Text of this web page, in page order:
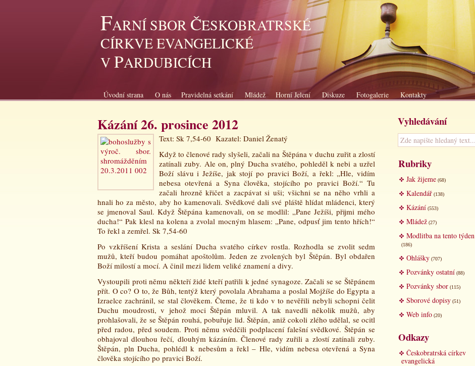
FARNÍ SBOR ČESKOBRATRSKÉ
CÍRKVE EVANGELICKÉ
VPARDUBICÍCH
Úvodní strana O nás Pravidelná setkání Mládež Horní Jelení Diskuze Fotogalerie Kontakty
Kázání 26. prosince 2012
Text: Sk 7,54-60 Kazatel: Daniel Ženatý
Když to členové rady slyšeli, začali na Štěpána v duchu zuřit a zlostí
zatínali zuby. Ale on, plný Ducha svatého, pohledělk nebi a uzřel
Boží slávu i Ježíše, jak stojí po pravici Boží, a řekl: „Hle, vidím
nebesa otevřená a Syna člověka, stojícího po pravici Boží.“ Tu
začali hrozně křičet a zacpávat si uši; všichni se na něho vrhli a
hnali ho za město, aby ho kamenovali. Svědkové dali své pláště hlídat mládenci, který
se jmenoval Saul. Když Štěpána kamenovali, on se modlil: „Pane Ježíši, přijmi mého
ducha!“ Pak klesl na kolena a zvolal mocným hlasem: „Pane, odpusť jim tento hřích!“
To řekl a zemřel. Sk 7,54-60
Po vzkříšení Krista a seslání Ducha svatého církev rostla. Rozhodla se zvolit sedm
mužů, kteří budou pomáhat apoštolům. Jeden ze zvolených byl Štěpán. Byl obdařen
Boží milostí a mocí. A činil mezi lidem veliké znamení a divy.
Vystoupili proti němu někteří židé kteří patřili k jedné synagoze. Začali se se Štěpánem
přít. O co? O to, že Bůh, tentýž který povolala Abrahama a poslal Mojžíše do Egypta a
Izraelce zachránil, se stal člověkem. Čteme, že ti kdo v to nevěřili nebyli schopni čelit
Duchu moudrosti, v jehož moci Štěpán mluvil. A tak navedli několik mužů, aby
prohlašovali, že se Štěpán rouhá, pobuřuje lid. Štěpán, aniž cokoli zlého udělal, se ocitl
před radou, před soudem. Proti němu svědčili podplacení falešní svědkové. Štěpán se
obhajoval dlouhou řečí, dlouhým kázáním. Členové rady zuřili a zlostí zatínali zuby.
Štěpán, pln Ducha, pohlédl k nebesům a řekl – Hle, vidím nebesa otevřená a Syna
člověka stojícího po pravici Boží.
Vyhledávání
Rubriky
Jak žijeme (68)
Kalendář (138)
Kázání (553)
Mládež (27)
Modlitba na tento týden
(186)
Ohlášky (707)
Pozvánky ostatní (88)
Pozvánky sbor (115)
Sborové dopisy (51)
Web info (20)
Odkazy
Českobratrská církev
evangelická